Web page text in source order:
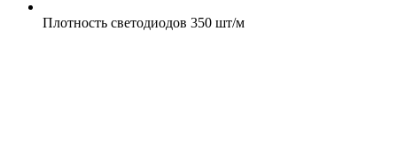
Плотность светодиодов 350 шт/м